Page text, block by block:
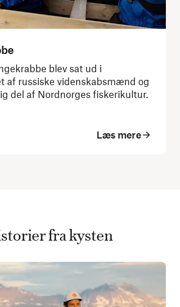
blev sat ud i
af russiske videnskabsmænd og
del af Nordnorges fiskerikultur.
Læs mere
fra kysten